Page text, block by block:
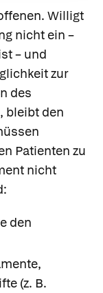
Willigt
nicht ein –
– und
zur
des
bleibt den
Patienten zu
nicht
den
(z. B.